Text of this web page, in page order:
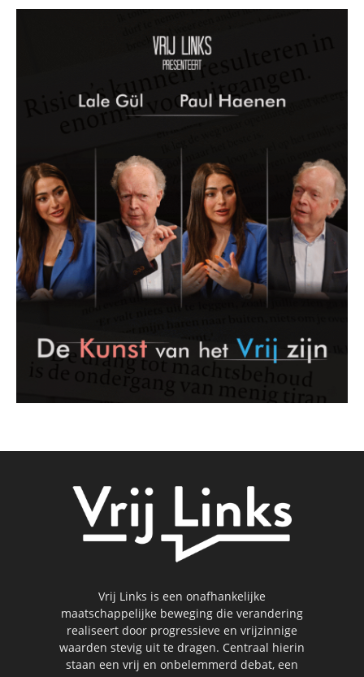
Vrij Links is een onafhankelijke
maatschappelijke beweging die verandering
realiseert door progressieve en vrijzinnige
waarden stevig uit te dragen. Centraal hierin
staan een vrij en onbelemmerd debat, een